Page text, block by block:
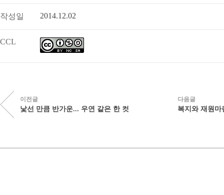
작성일 2014.12.02
CCL
이전글
낯선 만큼 반가운... 우연 같은 한 컷
다음글
복지와 재원마